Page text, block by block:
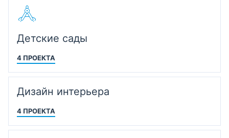
Детские сады
4 ПРОЕКТА
Дизайн интерьера
4 ПРОЕКТА